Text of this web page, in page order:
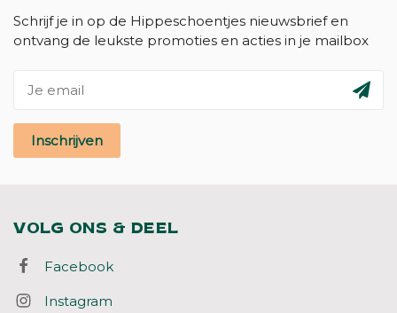
Schrijf je in op de Hippeschoentjes nieuwsbrief en
ontvang de leukste promoties en acties in je mailbox
Inschrijven
VOLG ONS & DEEL
Facebook
Instagram